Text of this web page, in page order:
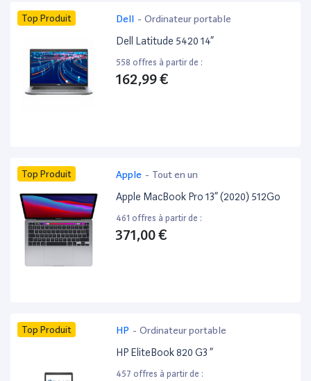
Top Produit Dell - Ordinateur portable
Dell Latitude 5420 14”
558 offres à partir de :
162,99 €
Top Produit Apple - Tout en un
Apple MacBook Pro 13” (2020) 512Go
461 offres à partir de :
371,00 €
Top Produit HP - Ordinateur portable
HP EliteBook 820 G3 ”
457 offres à partir de :